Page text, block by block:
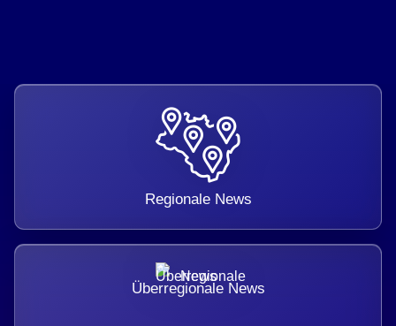
Regionale News
Überregionale News